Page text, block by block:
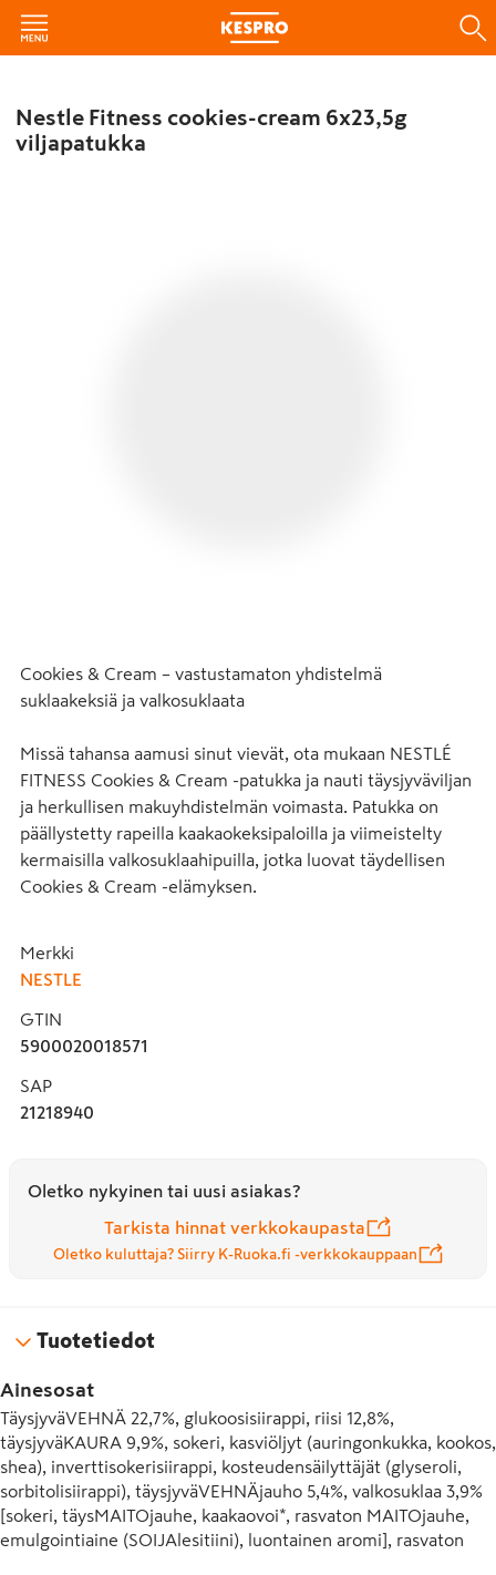
Nestle Fitness cookies-cream 6x23,5g
viljapatukka
Cookies & Cream – vastustamaton yhdistelmä
suklaakeksiä ja valkosuklaata
Missä tahansa aamusi sinut vievät, ota mukaan NESTLÉ
FITNESS Cookies & Cream -patukka ja nauti täysjyväviljan
ja herkullisen makuyhdistelmän voimasta. Patukka on
päällystetty rapeilla kaakaokeksipaloilla ja viimeistelty
kermaisilla valkosuklaahipuilla, jotka luovat täydellisen
Cookies & Cream -elämyksen.
Merkki
NESTLE
GTIN
5900020018571
SAP
21218940
Oletko nykyinen tai uusi asiakas?
Tarkista hinnat verkkokaupasta
Oletko kuluttaja? Siirry K-Ruoka.fi -verkkokauppaan
Tuotetiedot
Ainesosat
TäysjyväVEHNÄ 22,7%, glukoosisiirappi, riisi 12,8%,
täysjyväKAURA 9,9%, sokeri, kasviöljyt (auringonkukka, kookos,
shea), inverttisokerisiirappi, kosteudensäilyttäjät (glyseroli,
sorbitolisiirappi), täysjyväVEHNÄjauho 5,4%, valkosuklaa 3,9%
[sokeri, täysMAITOjauhe, kaakaovoi*, rasvaton MAITOjauhe,
emulgointiaine (SOIJAlesitiini), luontainen aromi], rasvaton